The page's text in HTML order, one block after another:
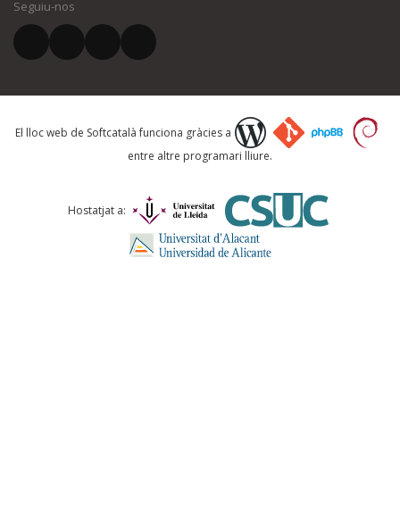
El vostre correu electrònic *
Què proposeu?
Comentari *
Seguiu-nos
El lloc web de Softcatalà funciona gràcies a
entre altre programari lliure.
Hostatjat a: